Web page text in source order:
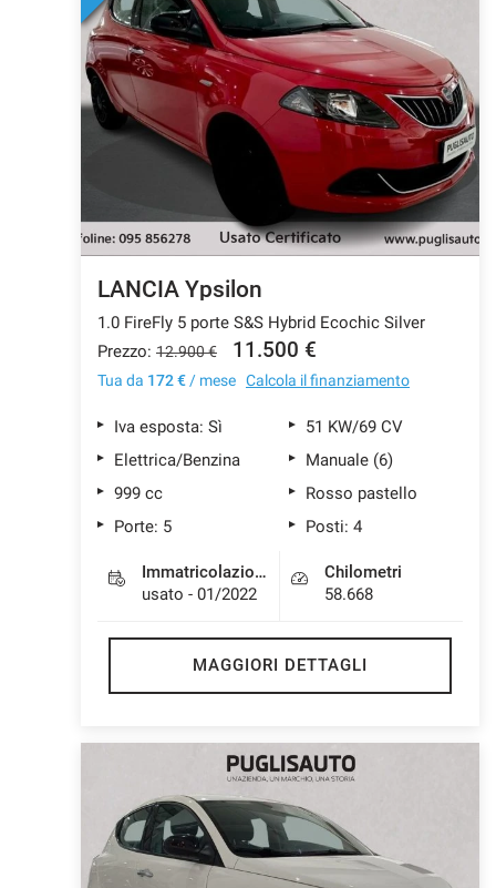
LANCIA Ypsilon
1.0 FireFly 5 porte S&S Hybrid Ecochic Silver
Prezzo: 12.900 € 11.500 €
Tua da 172 € / mese Calcola il finanziamento
Iva esposta: Sì
51 KW/69 CV
Elettrica/Benzina
Manuale (6)
999 cc
Rosso pastello
Porte: 5
Posti: 4
Immatricolazione
usato - 01/2022
Chilometri
58.668
MAGGIORI DETTAGLI